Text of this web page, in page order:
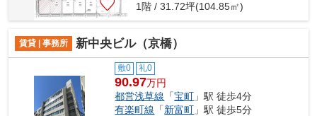
1階 / 31.72坪(104.85㎡)
賃貸 | 事務所 新中央ビル（京橋）
敷0 礼0
90.97万円
都営浅草線 「宝町 」駅 徒歩4分
有楽町線 「新富町 」駅 徒歩5分